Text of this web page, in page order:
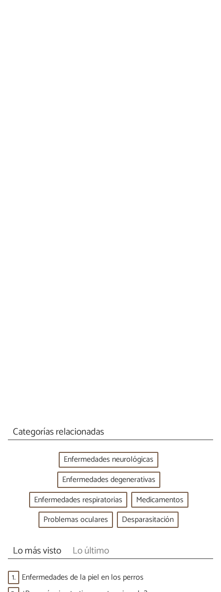
Categorías relacionadas
Enfermedades neurológicas
Enfermedades degenerativas
Enfermedades respiratorias
Medicamentos
Problemas oculares
Desparasitación
Lo más visto Lo último
1. Enfermedades de la piel en los perros